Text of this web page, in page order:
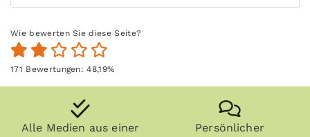
Wie bewerten Sie diese Seite?
171 Bewertungen:48,19%
Alle Medien aus einer
Persönlicher